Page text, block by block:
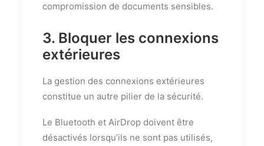
compromission de documents sensibles.
3. Bloquer les connexions
extérieures
La gestion des connexions extérieures
constitue un autre pilier de la sécurité.
Le Bluetooth et AirDrop doivent être
désactivés lorsqu’ils ne sont pas utilisés,